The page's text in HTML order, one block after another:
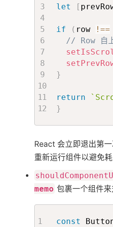
let
[
if ( row !==
// Row 自
}
return `
}
React 会立即退出第
重新运行组件以避免耗
memo 包裹一个组件
const